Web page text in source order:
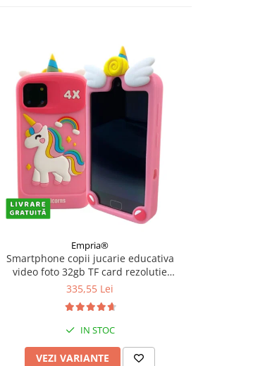
Empria®
Smartphone copii jucarie educativa
video foto 32gb TF card rezolutie
480*800 display 10cm, Diverse culori
335,55 Lei
IN STOC
VEZI VARIANTE